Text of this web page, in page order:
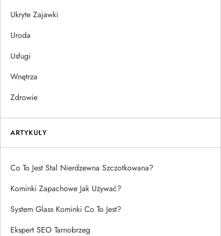
Ukryte Zajawki
Uroda
Usługi
Wnętrza
Zdrowie
ARTYKUŁY
Co To Jest Stal Nierdzewna Szczotkowana?
Kominki Zapachowe Jak Używać?
System Glass Kominki Co To Jest?
Ekspert SEO Tarnobrzeg